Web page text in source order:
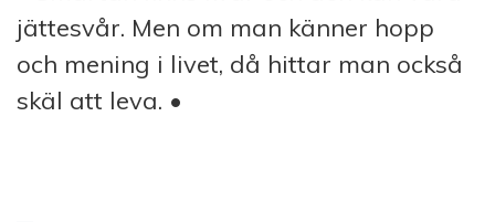
jättesvår. Men om man känner hopp
och mening i livet, då hittar man också
skäl att leva. •